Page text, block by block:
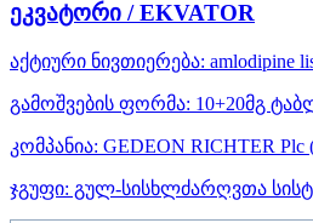
ეკვატორი / EKVATOR
აქტიური ნივთიერება: amlodipine
გამოშვების ფორმა: 10+20მგ
კომპანია: GEDEON RICHTER Plc
ჯგუფი: გულ-სისხლძარღვთა